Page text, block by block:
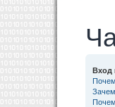
Вход